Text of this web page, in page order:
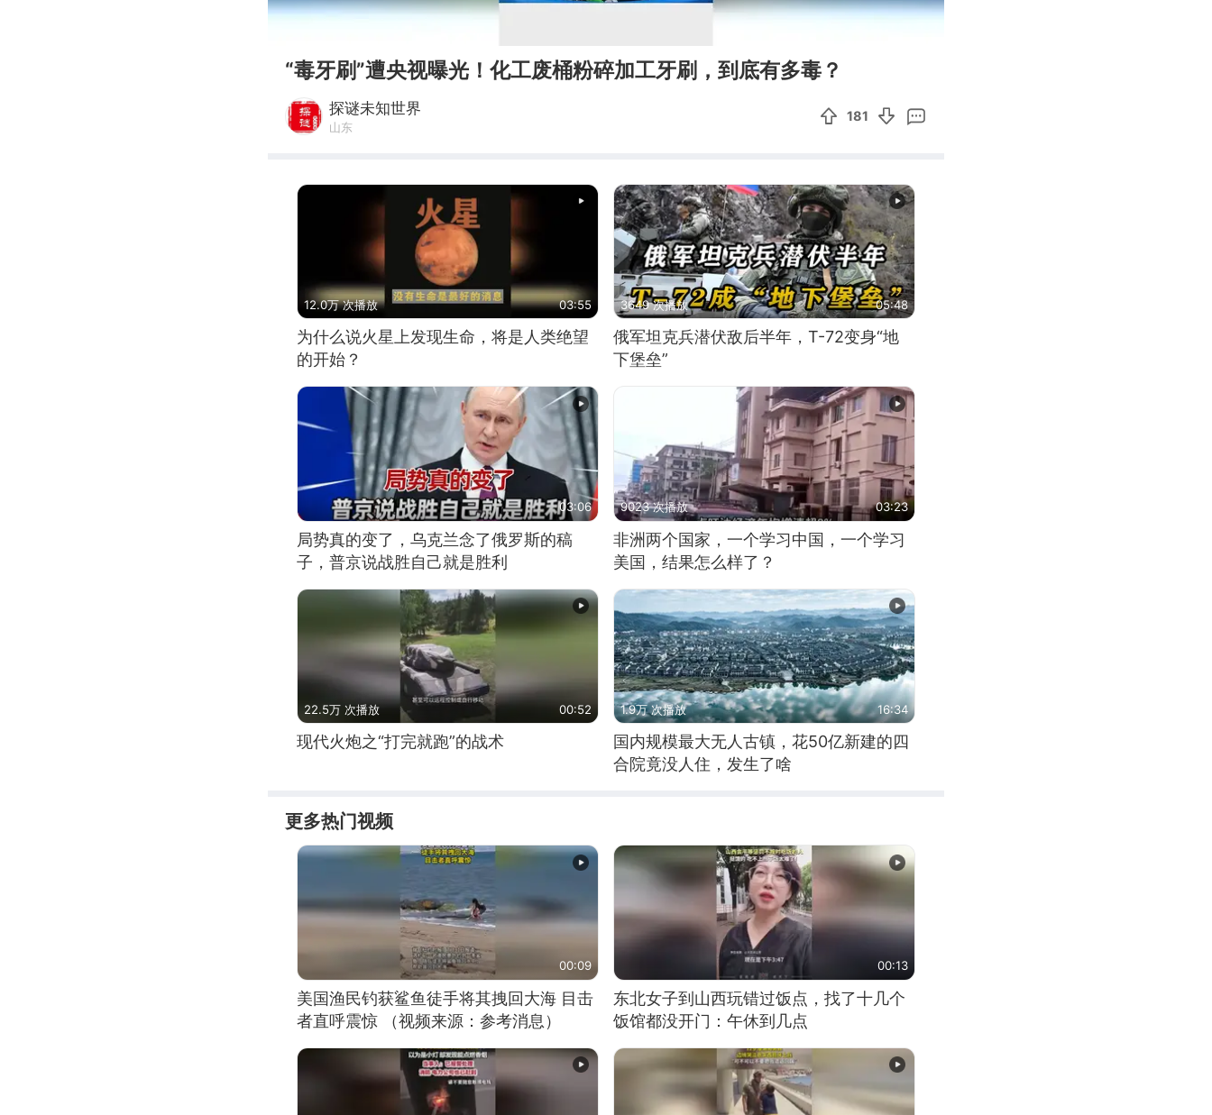
“毒牙刷”遭央视曝光！化工废桶粉碎加工牙刷，到底有多毒？
探谜未知世界
山东
181
12.0万 次播放 03:55
为什么说火星上发现生命，将是人类绝望
的开始？
3649 次播放 05:48
俄军坦克兵潜伏敌后半年，T-72变身“地
下堡垒”
03:06
局势真的变了，乌克兰念了俄罗斯的稿
子，普京说战胜自己就是胜利
9023 次播放 03:23
非洲两个国家，一个学习中国，一个学习
美国，结果怎么样了？
22.5万 次播放 00:52
现代火炮之“打完就跑”的战术
1.9万 次播放 16:34
国内规模最大无人古镇，花50亿新建的四
合院竟没人住，发生了啥
更多热门视频
00:09
美国渔民钓获鲨鱼徒手将其拽回大海 目击
者直呼震惊 （视频来源：参考消息）
00:13
东北女子到山西玩错过饭点，找了十几个
饭馆都没开门：午休到几点